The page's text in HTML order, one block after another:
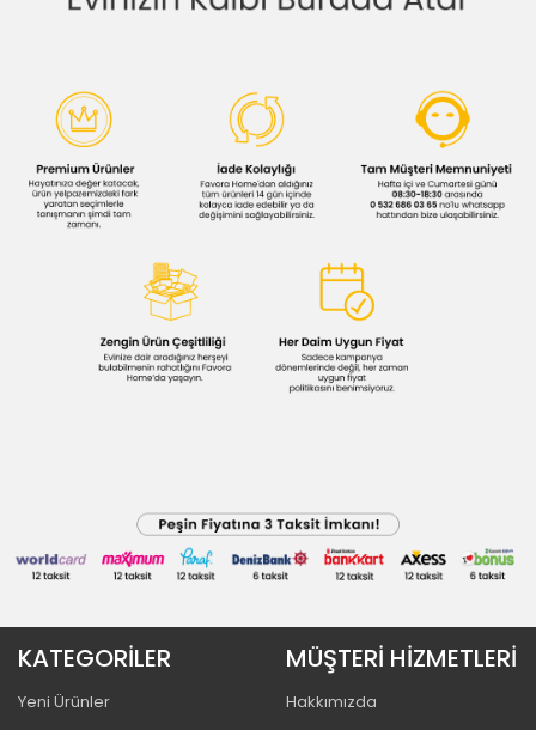
KATEGORİLER
Yeni Ürünler
MÜŞTERİ HİZMETLERİ
Hakkımızda